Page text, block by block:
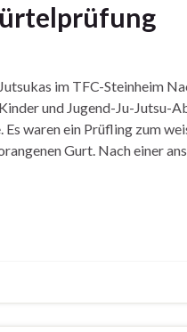
im TFC-Steinheim
und Jugend-Ju-Jutsu-
waren ein Prüfling zum
Gurt. Nach einer